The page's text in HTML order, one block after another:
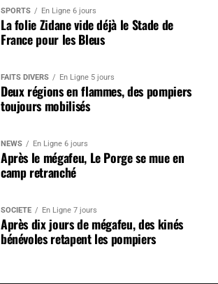
SPORTS En Ligne 6 jours
La folie Zidane vide déjà le Stade de
France pour les Bleus
FAITS DIVERS En Ligne 5 jours
Deux régions en flammes, des pompiers
toujours mobilisés
NEWS En Ligne 6 jours
Après le mégafeu, Le Porge se mue en
camp retranché
SOCIÉTÉ En Ligne 7 jours
Après dix jours de mégafeu, des kinés
bénévoles retapent les pompiers